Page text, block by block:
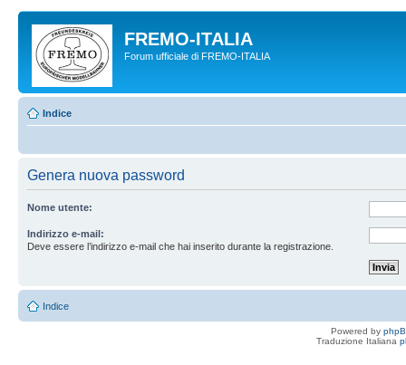
FREMO-ITALIA
Forum ufficiale di FREMO-ITALIA
Indice
Genera nuova password
Nome utente:
Indirizzo e-mail:
Deve essere l’indirizzo e-mail che hai inserito durante la registrazione.
Indice
Powered by
Traduzione Italiana